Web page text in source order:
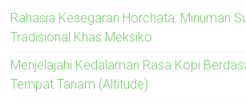
Rahasia Kesegaran Horchata: Minuman
Tradisional Khas Meksiko
Menjelajahi Kedalaman Rasa Kopi
Tempat Tanam (Altitude)